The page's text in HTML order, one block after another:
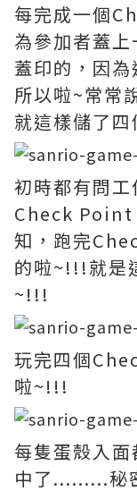
每完成一個
為參加者蓋
蓋印的，因
所以啦~常常
就這樣儲了
初時都有問
Check Point
知，跑完
的啦~!!!就是
~!!!
玩完四個
啦~!!!
每隻蛋殼入
中了.........秘